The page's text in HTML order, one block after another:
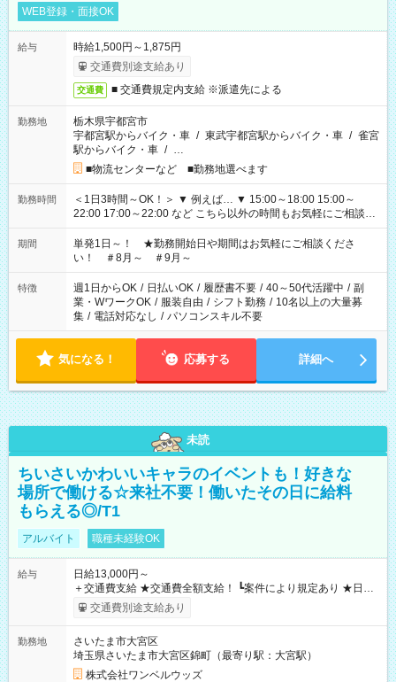
WEB登録・面接OK
給与
時給1,500円～1,875円
交通費別途支給あり
交通費 ■ 交通費規定内支給 ※派遣先による
勤務地
栃木県宇都宮市
宇都宮駅からバイク・車 / 東武宇都宮駅からバイク・車 / 雀宮
駅からバイク・車 / …
■物流センターなど ■勤務地選べます
勤務時間
＜1日3時間～OK！＞ ▼ 例えば… ▼ 15:00～18:00 15:00～
22:00 17:00～22:00 など こちら以外の時間もお気軽にご相談く
ださい！
期間
単発1日～！ ★勤務開始日や期間はお気軽にご相談くださ
い！ ＃8月～ ＃9月～
特徴 週1日からOK / 日払いOK / 履歴書不要 / 40～50代活躍中 / 副
業・WワークOK / 服装自由 / シフト勤務 / 10名以上の大量募
集 / 電話対応なし / パソコンスキル不要
気になる！ 応募する 詳細へ
未読
ちいさいかわいいキャラのイベントも！好きな
場所で働ける☆来社不要！働いたその日に給料
もらえる◎/T1
アルバイト 職種未経験OK
給与
日給13,000円～
＋交通費支給 ★交通費全額支給！ ┗案件により規定あり ★日払
いOK！（規定あり） ┗働いたその日に現金GET♪ お仕事後はコ
ンビニATMから 日払い分を引き落とせます！ 【試用期間】試
交通費別途支給あり
勤務地
さいたま市大宮区
埼玉県さいたま市大宮区錦町（最寄り駅：大宮駅）
株式会社ワンベルウッズ